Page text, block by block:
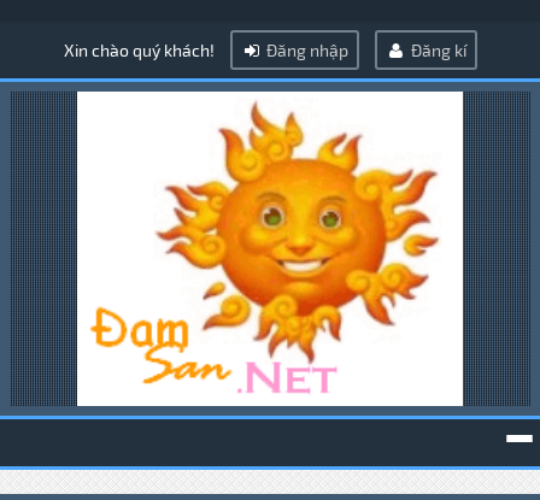
Xin chào quý khách! Đăng nhập Đăng kí